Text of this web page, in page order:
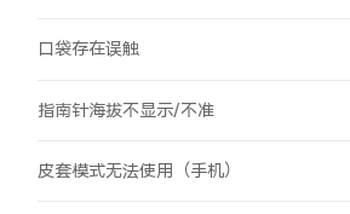
口袋存在误触
指南针海拔不显示/不准
皮套模式无法使用（手机）